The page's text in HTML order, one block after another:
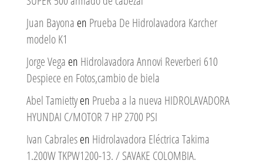
Juan Bayona en Prueba De Hidrolavadora Karcher
modelo K1
Jorge Vega en Hidrolavadora Annovi Reverberi 610
Despiece en Fotos,cambio de biela
Abel Tamiettyen Prueba a la nueva HIDROLAVADORA
HYUNDAI C/MOTOR 7 HP 2700 PSI
Ivan Cabralesen Hidrolavadora Eléctrica Takima
1.200W TKPW1200-13. / SAVAKE COLOMBIA.